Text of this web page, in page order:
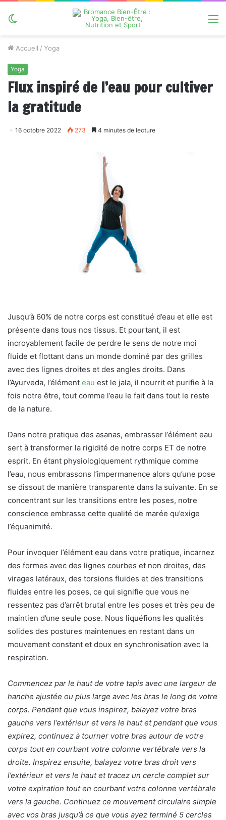
Accueil / Yoga
Yoga
Flux inspiré de l’eau pour cultiver
la gratitude
16 octobre 2022 273 4 minutes de lecture
Jusqu’à 60% de notre corps est constitué d’eau et elle est
présente dans tous nos tissus. Et pourtant, il est
incroyablement facile de perdre le sens de notre moi
fluide et flottant dans un monde dominé par des grilles
avec des lignes droites et des angles droits. Dans
l’Ayurveda, l’élément eau est le jala, il nourrit et purifie à la
fois notre être, tout comme l’eau le fait dans tout le reste
de la nature.
Dans notre pratique des asanas, embrasser l’élément eau
sert à transformer la rigidité de notre corps ET de notre
esprit. En étant physiologiquement rythmique comme
l’eau, nous embrassons l’impermanence alors qu’une pose
se dissout de manière transparente dans la suivante. En se
concentrant sur les transitions entre les poses, notre
conscience embrasse cette qualité de marée qu’exige
l’équanimité.
Pour invoquer l’élément eau dans votre pratique, incarnez
des formes avec des lignes courbes et non droites, des
virages latéraux, des torsions fluides et des transitions
fluides entre les poses, ce qui signifie que vous ne
ressentez pas d’arrêt brutal entre les poses et très peu de
maintien d’une seule pose. Nous liquéfions les qualités
solides des postures maintenues en restant dans un
mouvement constant et doux en synchronisation avec la
respiration.
Commencez par le haut de votre tapis avec une largeur de
hanche ajustée ou plus large avec les bras le long de votre
corps. Pendant que vous inspirez, balayez votre bras
gauche vers l’extérieur et vers le haut et pendant que vous
expirez, continuez à tourner votre bras autour de votre
corps tout en courbant votre colonne vertébrale vers la
droite. Inspirez ensuite, balayez votre bras droit vers
l’extérieur et vers le haut et tracez un cercle complet sur
votre expiration tout en courbant votre colonne vertébrale
vers la gauche. Continuez ce mouvement circulaire simple
avec vos bras jusqu’à ce que vous ayez terminé 5 cercles